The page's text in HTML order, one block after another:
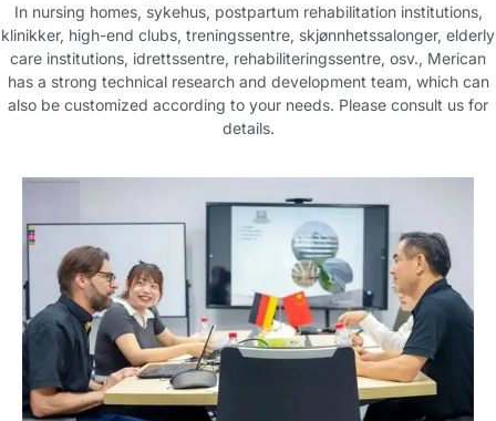
In nursing homes, sykehus, postpartum rehabilitation institutions,
klinikker, high-end clubs, treningssentre, skjønnhetssalonger, elderly
care institutions, idrettssentre, rehabiliteringssentre, osv., Merican
has a strong technical research and development team, which can
also be customized according to your needs. Please consult us for
details.